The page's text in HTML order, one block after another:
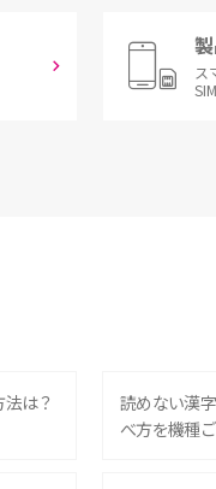
ス
は？
読めない漢
べ方を機種